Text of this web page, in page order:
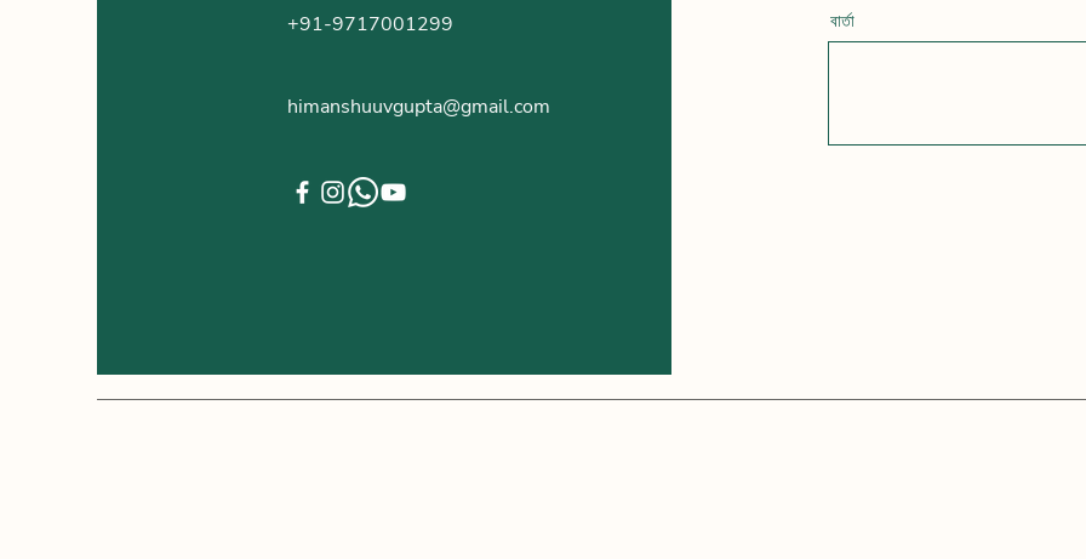
+91-9717001299
himanshuuvgupta@gmail.com
বার্তা